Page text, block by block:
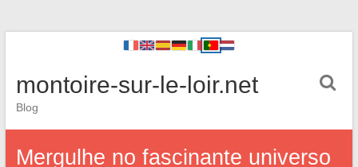
montoire-sur-le-loir.net
Blog
Mergulhe no fascinante universo